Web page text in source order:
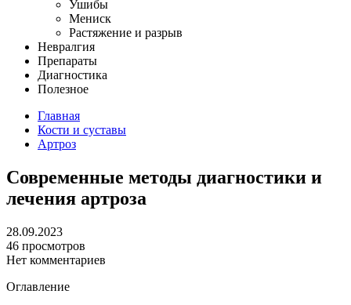
Ушибы
Мениск
Растяжение и разрыв
Невралгия
Препараты
Диагностика
Полезное
Главная
Кости и суставы
Артроз
Современные методы диагностики и
лечения артроза
28.09.2023
46 просмотров
Нет комментариев
Оглавление